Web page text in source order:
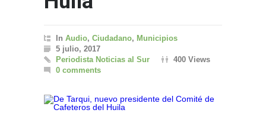
In Audio, Ciudadano, Municipios
5 julio, 2017
Periodista Noticias al Sur
400 Views
0 comments